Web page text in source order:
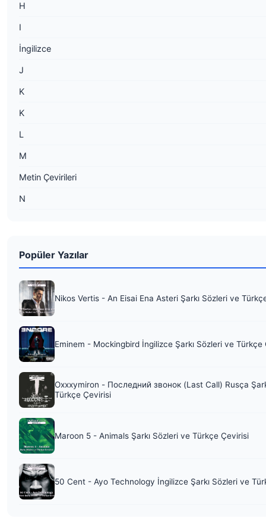
H
I
İngilizce
J
K
K
L
M
Metin Çevirileri
N
Popüler Yazılar
Nikos Vertis - An Eisai Ena Asteri Şarkı Sözleri ve
Eminem - Mockingbird İngilizce Şarkı Sözleri ve Türkçe
Oxxxymiron - Последний звонок (Last Call) Rusça
Türkçe Çevirisi
Maroon 5 - Animals Şarkı Sözleri ve Türkçe Çevirisi
50 Cent - Ayo Technology İngilizce Şarkı Sözleri ve